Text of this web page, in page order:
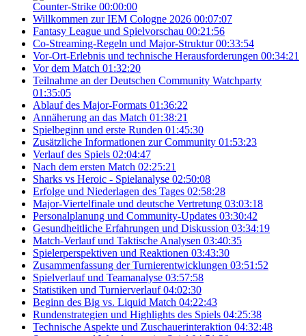
Counter-Strike 00:00:00
Willkommen zur IEM Cologne 2026 00:07:07
Fantasy League und Spielvorschau 00:21:56
Co-Streaming-Regeln und Major-Struktur 00:33:54
Vor-Ort-Erlebnis und technische Herausforderungen 00:34:21
Vor dem Match 01:32:20
Teilnahme an der Deutschen Community Watchparty
01:35:05
Ablauf des Major-Formats 01:36:22
Annäherung an das Match 01:38:21
Spielbeginn und erste Runden 01:45:30
Zusätzliche Informationen zur Community 01:53:23
Verlauf des Spiels 02:04:47
Nach dem ersten Match 02:25:21
Sharks vs Heroic - Spielanalyse 02:50:08
Erfolge und Niederlagen des Tages 02:58:28
Major-Viertelfinale und deutsche Vertretung 03:03:18
Personalplanung und Community-Updates 03:30:42
Gesundheitliche Erfahrungen und Diskussion 03:34:19
Match-Verlauf und Taktische Analysen 03:40:35
Spielerperspektiven und Reaktionen 03:43:30
Zusammenfassung der Turnierentwicklungen 03:51:52
Spielverlauf und Teamanalyse 03:57:58
Statistiken und Turnierverlauf 04:02:30
Beginn des Big vs. Liquid Match 04:22:43
Rundenstrategien und Highlights des Spiels 04:25:38
Technische Aspekte und Zuschauerinteraktion 04:32:48